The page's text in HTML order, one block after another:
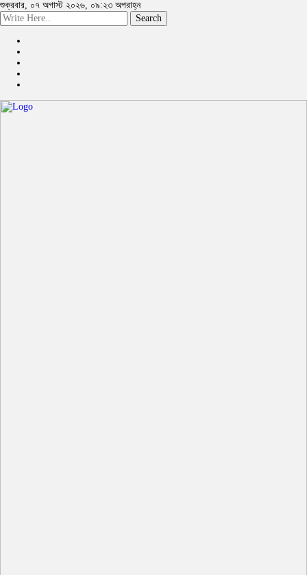
শুক্রবার, ০৭ অগাস্ট ২০২৬, ০৯:২৩ অপরাহ্ন
Search